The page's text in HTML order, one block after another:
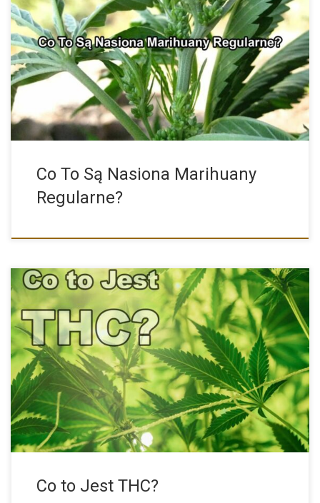
Regularne Nasiona Konopi – Co Warto Wiedzieć? Osoby
decydujące się […]
Co To Są Nasiona Marihuany
Regularne?
Marihuana to temat niezwykle kontrowersyjny. Jedni domagają
się jej całkowitej […]
Co to Jest THC?